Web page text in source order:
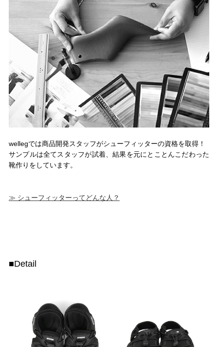
wellegでは商品開発スタッフがシューフィッターの資格を取得！
サンプルは全てスタッフが試着、結果を元にとことんこだわった
靴作りをしています。
≫ シューフィッターってどんな人？
■Detail